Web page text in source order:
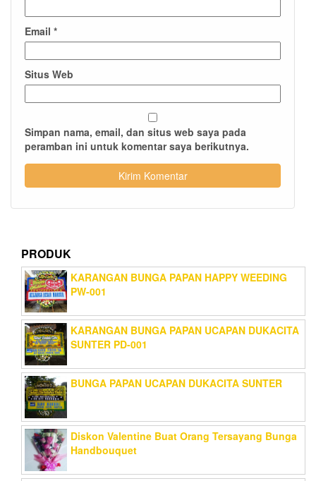
Email *
Situs Web
Simpan nama, email, dan situs web saya pada
peramban ini untuk komentar saya berikutnya.
PRODUK
KARANGAN BUNGA PAPAN HAPPY WEEDING
PW-001
KARANGAN BUNGA PAPAN UCAPAN DUKACITA
SUNTER PD-001
BUNGA PAPAN UCAPAN DUKACITA SUNTER
Diskon Valentine Buat Orang Tersayang Bunga
Handbouquet